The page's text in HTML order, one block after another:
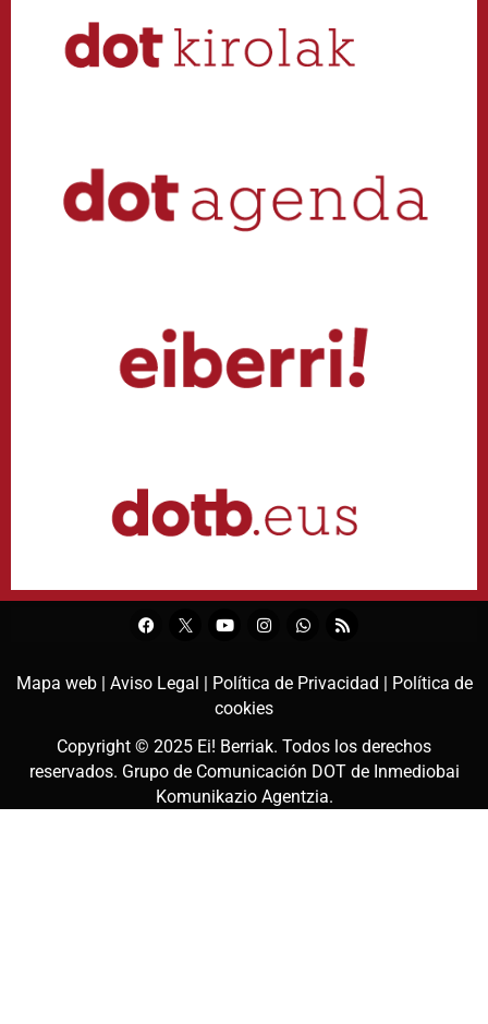
Mapa web | Aviso Legal | Política de Privacidad |
Política de
cookies
Copyright © 2025 Ei! Berriak. Todos los derechos
reservados. Grupo de Comunicación DOT de Inmediobai
Komunikazio Agentzia.